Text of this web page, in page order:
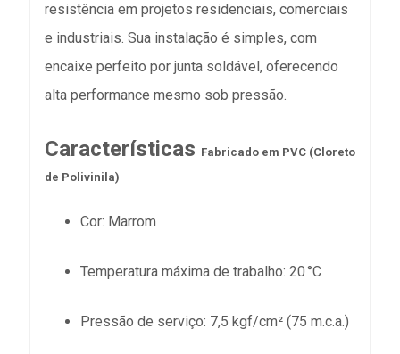
resistência em projetos residenciais, comerciais
e industriais. Sua instalação é simples, com
encaixe perfeito por junta soldável, oferecendo
alta performance mesmo sob pressão.
Características Fabricado em PVC (Cloreto
de Polivinila)
Cor: Marrom
Temperatura máxima de trabalho: 20 °C
Pressão de serviço: 7,5 kgf/cm² (75 m.c.a.)